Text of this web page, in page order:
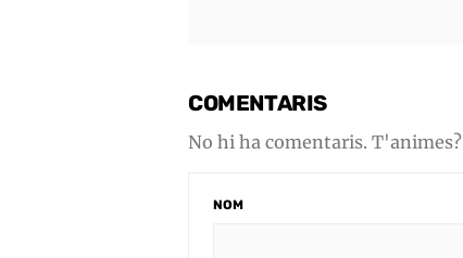
COMENTARIS
No hi ha comentaris. T'animes?
NOM